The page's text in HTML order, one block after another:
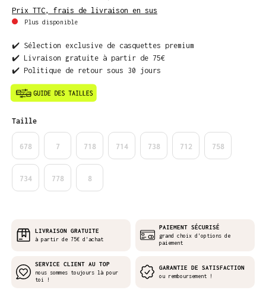
Prix TTC, frais de livraison en sus
Plus disponible
✔️ Sélection exclusive de casquettes premium
✔️ Livraison gratuite à partir de 75€
✔️ Politique de retour sous 30 jours
Sélectionnez
Taille
678 7 718 714 738 712 758
734 778 8
LIVRAISON GRATUITE
à partir de 75€ d'achat
PAIEMENT SÉCURISÉ
grand choix d'options de
paiement
SERVICE CLIENT AU TOP
nous sommes toujours là pour
toi !
GARANTIE DE SATISFACTION
ou remboursement !